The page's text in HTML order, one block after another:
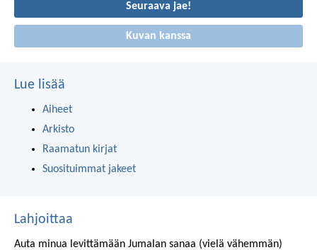
Seuraava jae!
Kuvan kanssa
Lue lisää
Aiheet
Arkisto
Raamatun kirjat
Suosituimmat jakeet
Lahjoittaa
Auta minua levittämään Jumalan sanaa (vielä vähemmän)